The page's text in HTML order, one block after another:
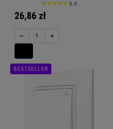
5.0
26,86 zł
− +
BESTSELLER